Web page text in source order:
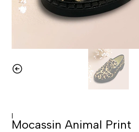
|
Mocassin Animal Print